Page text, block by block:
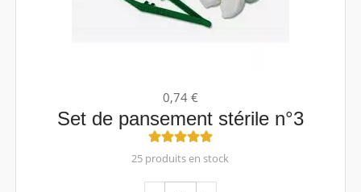
0,74 €
Set de pansement stérile n°3
25 produits en stock